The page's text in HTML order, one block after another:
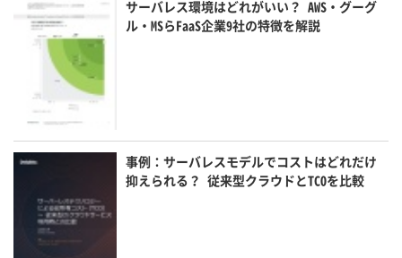
サーバレス環境はどれがいい？ AWS・グーグ
ル・MSらFaaS企業9社の特徴を解説
事例：サーバレスモデルでコストはどれだけ
抑えられる？ 従来型クラウドとTCOを比較